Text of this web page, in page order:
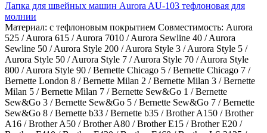
Лапка для швейных машин Aurora AU-103 тефлоновая для
молнии
Материал: с тефлоновым покрытием Совместимость: Aurora
525 / Aurora 615 / Aurora 7010 / Aurora Sewline 40 / Aurora
Sewline 50 / Aurora Style 200 / Aurora Style 3 / Aurora Style 5 /
Aurora Style 50 / Aurora Style 7 / Aurora Style 70 / Aurora Style
800 / Aurora Style 90 / Bernette Chicago 5 / Bernette Chicago 7 /
Bernette London 8 / Bernette Milan 2 / Bernette Milan 3 / Bernette
Milan 5 / Bernette Milan 7 / Bernette Sew&Go 1 / Bernette
Sew&Go 3 / Bernette Sew&Go 5 / Bernette Sew&Go 7 / Bernette
Sew&Go 8 / Bernette b33 / Bernette b35 / Brother A150 / Brother
A16 / Brother A50 / Brother A80 / Brother E15 / Brother E20 /